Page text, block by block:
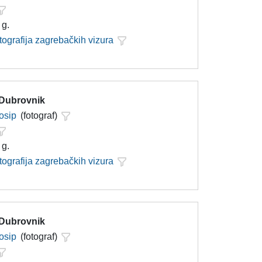
zagrebačkih vizura
(fotograf)
zagrebačkih vizura
(fotograf)